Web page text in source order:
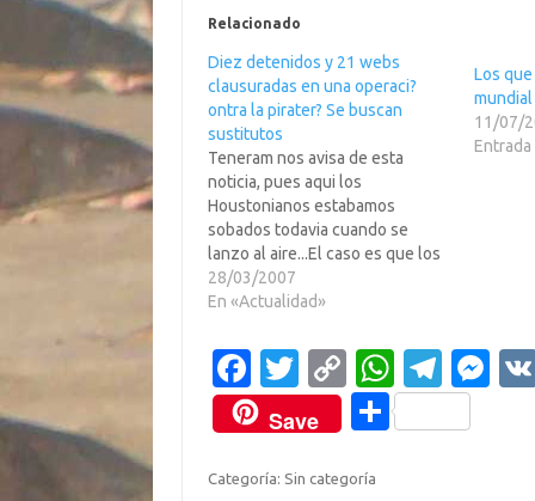
Relacionado
Diez detenidos y 21 webs
clausuradas en una operaci?
ontra la pirater? Se buscan
sustitutos
Teneram nos avisa de esta
noticia, pues aqui los
Houstonianos estabamos
sobados todavia cuando se
lanzo al aire...El caso es que los
mercenarios mamarrachos de la
"purricia" ya han vuelto a hacer
al servicio de los encorbatados,
que como siempre habran
encontrado a un se?que…
28/03/2007
En «Actualidad»
Los
mundial
11/07/
Entrada
Fa
c
e
b
T
w
it
te
C
o
p
y
W
h
at
T
el
e
M
Save
C
Categoría: Sin categoría